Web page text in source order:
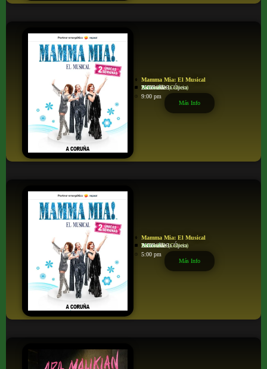
Mamma Mia: El Musical
Musical
Palacio de la Ópera
A Coruña
La Coruña (Galicia)
25/07/2026
9:00 pm
Más Info
Mamma Mia: El Musical
Musical
Palacio de la Ópera
A Coruña
La Coruña (Galicia)
26/07/2026
5:00 pm
Más Info